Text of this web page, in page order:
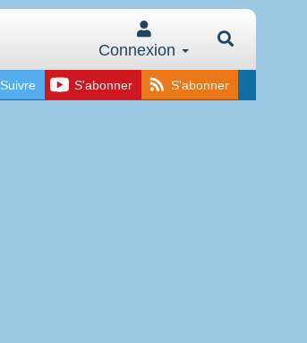
Connexion
Suivre S'abonner S'abonner